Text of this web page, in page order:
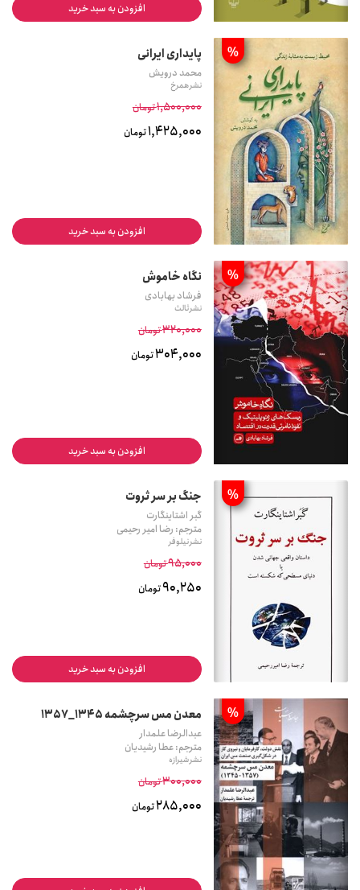
افزودن به سبد خرید
% پایداری ایرانی
محمد درویش
نشر همرخ
1,500,000تومان
1,425,000تومان
افزودن به سبد خرید
% نگاه خاموش
فرشاد بهابادی
نشر ثالث
320,000تومان
304,000تومان
افزودن به سبد خرید
% جنگ بر سر ثروت
گبر اشتاینگارت
مترجم: رضا امیر رحیمی
نشر نیلوفر
95,000تومان
90,250تومان
افزودن به سبد خرید
% معدن مس سرچشمه 1345_1357
عبدالرضا علمدار
مترجم: عطا رشیدیان
نشر شیرازه
300,000تومان
285,000تومان